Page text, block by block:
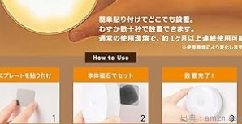
出典：amzn.asia